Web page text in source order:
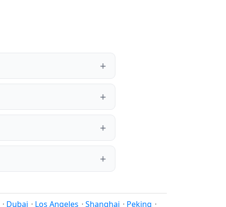
· Dubai · Los Angeles · Shanghai · Peking ·